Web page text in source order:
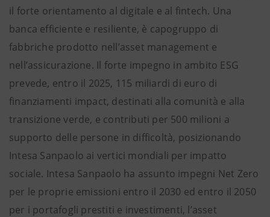
il forte orientamento al digitale e al fintech. Una
banca efficiente e resiliente, è capogruppo di
fabbriche prodotto nell’asset management e
nell’assicurazione. Il forte impegno in ambito ESG
prevede, entro il 2025, 115 miliardi di euro di
finanziamenti impact, destinati alla comunità e alla
transizione verde, e contributi per 500 milioni a
supporto delle persone in difficoltà, posizionando
Intesa Sanpaolo ai vertici mondiali per impatto
sociale. Intesa Sanpaolo ha assunto impegni Net Zero
per le proprie emissioni entro il 2030 ed entro il 2050
per i portafogli prestiti e investimenti, l’asset